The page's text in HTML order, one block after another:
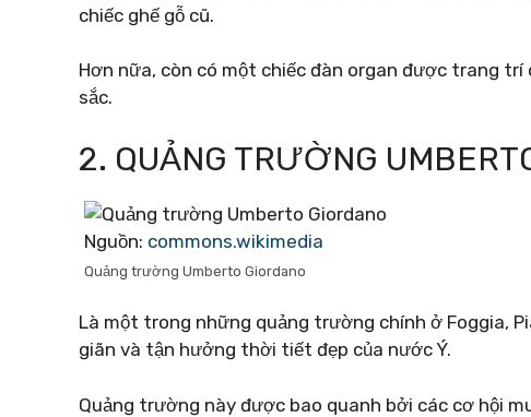
chiếc ghế gỗ cũ.
Hơn nữa, còn có một chiếc đàn organ được trang
sắc.
2. QUẢNG TRƯỜNG
Nguồn: commons.wikimedia
Quảng trường Umberto Giordano
Là một trong những quảng trường chính ở Foggia,
giãn và tận hưởng thời tiết đẹp của nước Ý.
Quảng trường này được bao quanh bởi các cơ hội